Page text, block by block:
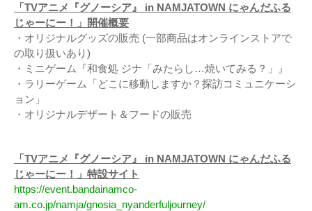
「TVアニメ『グノーシア』 in NAMJATOWN にゃんだふる
じゃーにー！」開催概要
・オリジナルグッズの販売 (一部商品はオンラインストアで
の取り扱いあり)
・ミニゲーム『和食処 ジナ「みたらし…焼いてみる？」』
・ラリーゲーム「どこに移動しますか？探訪コミュニケーシ
ョン」
・オリジナルデザート＆フードの販売
「TVアニメ『グノーシア』 in NAMJATOWN にゃんだふる
じゃーにー！」特設サイト
https://event.bandainamco-
am.co.jp/namja/gnosia_nyanderfuljourney/